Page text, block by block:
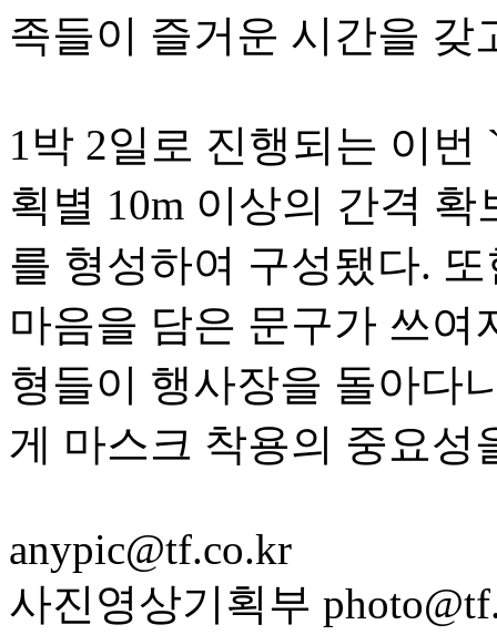
족들이 즐거운 시간을 갖
1박 2일로 진행되는 이
획별 10m 이상의 간격
를 형성하여 구성됐다.
마음을 담은 문구가 쓰여
형들이 행사장을 돌아다
게 마스크 착용의 중요성
anypic@tf.co.kr
사진영상기획부